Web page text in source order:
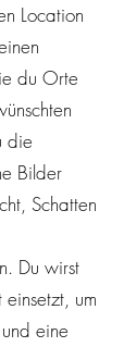
Location
du Orte
die
Bilder
Schatten
Du wirst
um
eine